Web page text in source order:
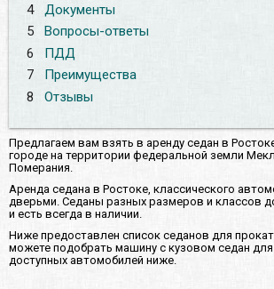
4
Документы
5
Вопросы-ответы
6
ПДД
7
Преимущества
8
Отзывы
Предлагаем вам взять в аренду седан в
городе на территории федеральной земли
Померания.
Аренда седана в Ростоке, классического
дверьми. Седаны разных размеров и классов
и есть всегда в наличии.
Ниже предоставлен список седанов для
можете подобрать машину с кузовом седан для
доступных автомобилей ниже.